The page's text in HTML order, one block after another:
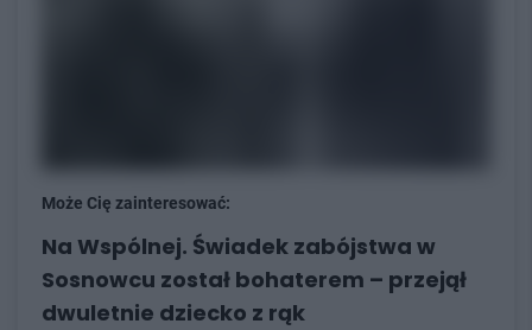
Może Cię zainteresować:
Na Wspólnej. Świadek zabójstwa w
Sosnowcu został bohaterem – przejął
dwuletnie dziecko z rąk